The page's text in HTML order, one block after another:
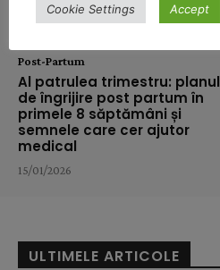
Post-Partum
Al patrulea trimestru: planul
de îngrijire post partum în
primele 8 săptămâni și
semnele care cer ajutor
medical
15/01/2026
ULTIMELE ARTICOLE
Cookie Settings Accept